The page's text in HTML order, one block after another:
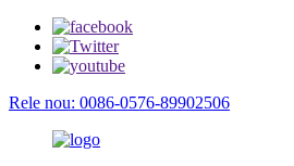
Rele nou: 0086-0576-89902506